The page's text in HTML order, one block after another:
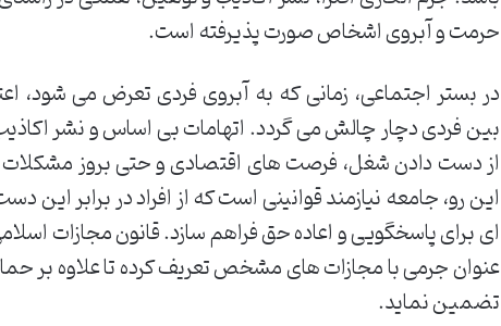
حرمت و آبروی اشخاص صورت پذیرفته است.
در بستر اجتماعی، زمانی که به آبروی فردی تعرض می شود،
بین فردی دچار چالش می گردد. اتهامات بی اساس و نشر
از دست دادن شغل، فرصت های اقتصادی و حتی بروز مشکلات
این رو، جامعه نیازمند قوانینی است که از افراد در برابر
ای برای پاسخگویی و اعاده حق فراهم سازد. قانون مجازات اسلامی
عنوان جرمی با مجازات های مشخص تعریف کرده تا علاوه بر
تضمین نماید.